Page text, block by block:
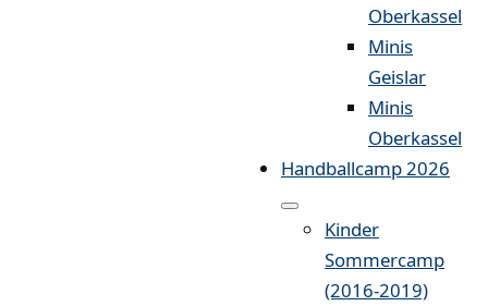
Oberkassel
Minis
Geislar
Minis
Oberkassel
Handballcamp 2026
Kinder
Sommercamp
(2016-2019)